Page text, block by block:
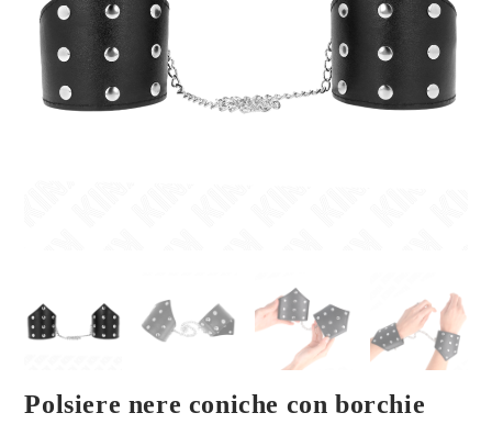
Polsiere nere coniche con borchie